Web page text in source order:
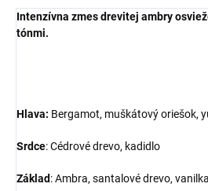
Intenzívna zmes drevitej ambry
tónmi.
Hlava: Bergamot, muškátový oriešok,
Srdce:Cédrové drevo, kadidlo
Základ:Ambra, santalové drevo, vanilka